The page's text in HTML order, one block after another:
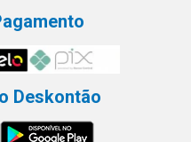
Deskontão